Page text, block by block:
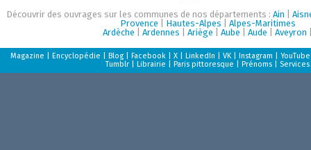
Découvrir des ouvrages sur les communes de nos départements :Ain |
Provence
Hautes-Alpes
Alpes-Maritimes
Ardèche |Ardennes |Ariège |Aube |Aude |Aveyron
Magazine |Encyclopédie |Blog |Facebook |X |LinkedIn |VK |Instagram |YouTube
Tumblr |Librairie |Paris pittoresque |Prénoms Services